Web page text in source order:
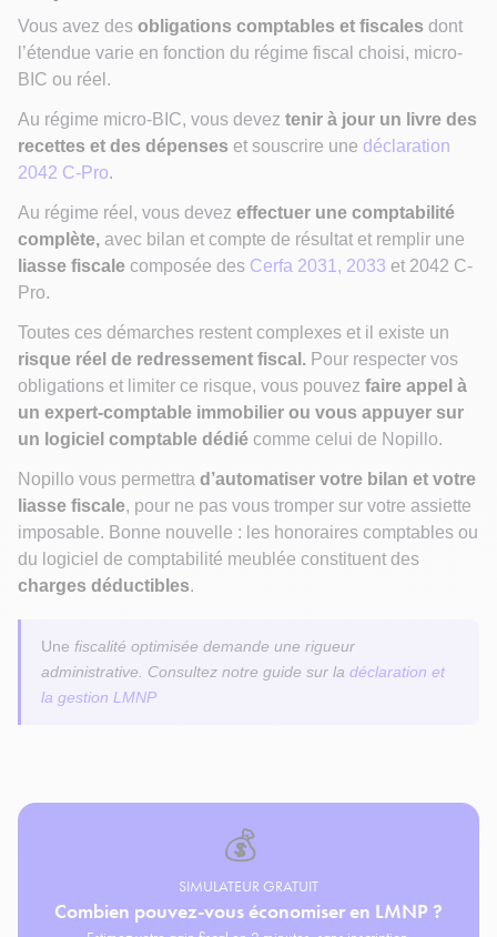
Vous avez des obligations comptables et fiscales dont
l’étendue varie en fonction du régime fiscal choisi, micro-
BIC ou réel.
Au régime micro-BIC, vous devez tenir à jour un livre des
recettes et des dépenses et souscrire une déclaration
2042 C-Pro.
Au régime réel, vous devez effectuer une comptabilité
complète, avec bilan et compte de résultat et remplir une
liasse fiscale composée des Cerfa 2031, 2033 et 2042 C-
Pro.
Toutes ces démarches restent complexes et il existe un
risque réel de redressement fiscal. Pour respecter vos
obligations et limiter ce risque, vous pouvez faire appel à
un expert-comptable immobilier ou vous appuyer sur
un logiciel comptable dédié comme celui de Nopillo.
Nopillo vous permettra d’automatiser votre bilan et votre
liasse fiscale, pour ne pas vous tromper sur votre assiette
imposable. Bonne nouvelle : les honoraires comptables ou
du logiciel de comptabilité meublée constituent des
charges déductibles.
Une fiscalité optimisée demande une rigueur
administrative. Consultez notre guide sur la déclaration et
la gestion LMNP
💰
SIMULATEUR GRATUIT
Combien pouvez-vous économiser en LMNP ?